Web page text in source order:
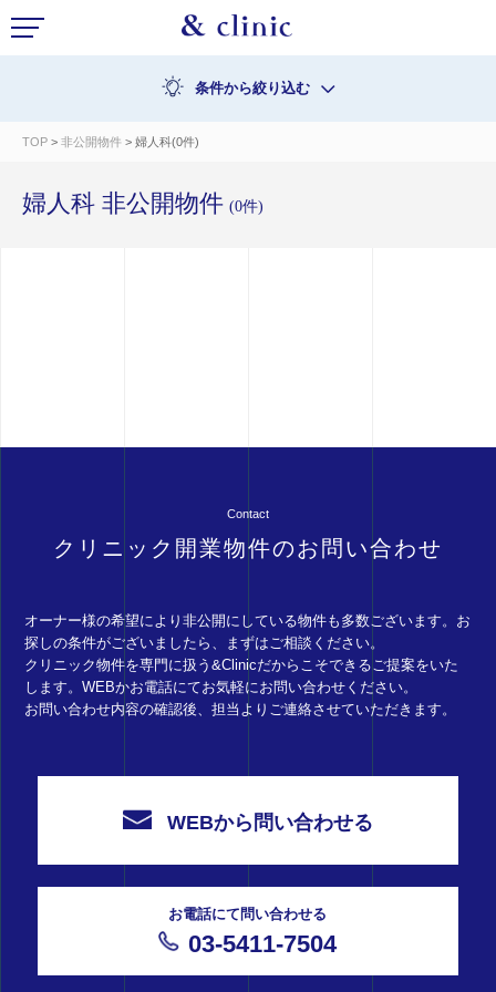
条件から絞り込む
TOP > 非公開物件 > 婦人科(0件)
婦人科 非公開物件 (0件)
Contact
クリニック開業物件のお問い合わせ
オーナー様の希望により非公開にしている物件も多数ございます。お
探しの条件がございましたら、まずはご相談ください。
クリニック物件を専門に扱う&Clinicだからこそできるご提案をいた
します。WEBかお電話にてお気軽にお問い合わせください。
お問い合わせ内容の確認後、担当よりご連絡させていただきます。
WEBから問い合わせる
お電話にて問い合わせる
03-5411-7504